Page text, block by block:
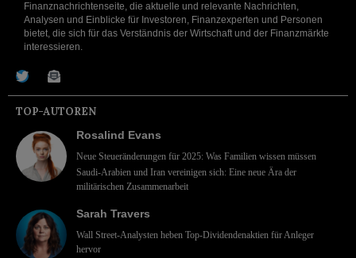
Finanznachrichtenseite, die aktuelle und relevante Nachrichten,
Analysen und Einblicke für Investoren, Finanzexperten und Personen
bietet, die sich für das Verständnis der Wirtschaft und der Finanzmärkte
interessieren.
TOP-AUTOREN
Rosalind Evans
Neue Steueränderungen für 2025: Was Familien wissen müssen
Saudi-Arabien und Iran vereinigen sich: Eine neue Ära der
militärischen Zusammenarbeit
Sarah Travers
Wall Street-Analysten heben Top-Dividendenaktien für Anleger
hervor